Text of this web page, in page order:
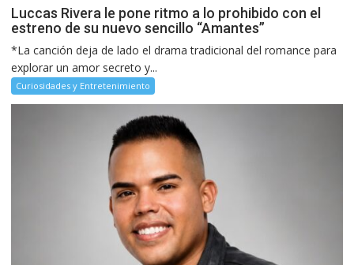
Luccas Rivera le pone ritmo a lo prohibido con el
estreno de su nuevo sencillo “Amantes”
*La canción deja de lado el drama tradicional del romance para
explorar un amor secreto y...
Curiosidades y Entretenimiento